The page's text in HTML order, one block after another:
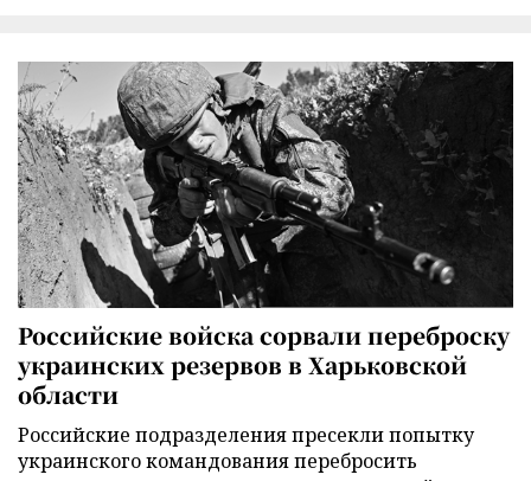
Российские войска сорвали переброску
украинских резервов в Харьковской
области
Российские подразделения пресекли попытку
украинского командования перебросить